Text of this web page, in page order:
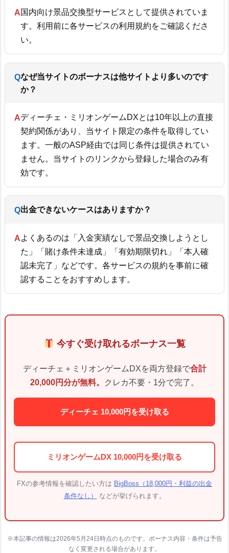
国内向け景品交換型サービスとして提供されていま
す。利用前に各サービスの利用規約をご確認くださ
い。
なぜ当サイトのボーナスは他サイトより多いのです
か？
ディーチェ・ミリオンゲームDXとは10年以上の直接
契約関係があり、当サイト限定の条件を取得してい
ます。一般のASP経由では同じ条件は提供されてい
ません。当サイトのリンクから登録した場合のみ有
効です。
出金できないケースはありますか？
よくあるのは「入金実績なしで景品交換しようとし
た」「賭け条件未達成」「有効期限切れ」「本人確
認未完了」などです。各サービスの規約を事前に確
認することをおすすめします。
今すぐ受け取れるボーナス一覧
ディーチェ＋ミリオンゲームDXを両方登録で合計
20,000円分が無料。
クレカ不要・1分で完了。
ディーチェ 10,000円を受け取る
ミリオンゲームDX 10,000円を受け取る
FXの参考情報を確認したい方は BigBoss（18,000円・利益の出金
条件なし）
などが挙げられます。
※本記事の情報は2026年5月24日時点のものです。ボーナス内容・条件は予告
なく変更される場合があります。